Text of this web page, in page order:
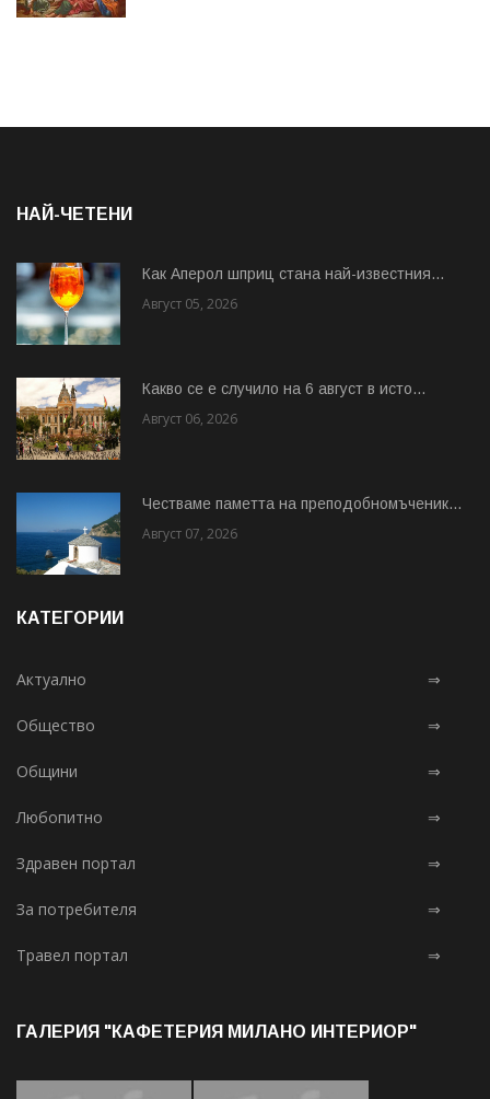
НАЙ-ЧЕТЕНИ
Как Аперол шприц стана най-известния...
Август 05, 2026
Какво се е случило на 6 август в исто...
Август 06, 2026
Честваме паметта на преподобномъченик...
Август 07, 2026
КАТЕГОРИИ
Актуално ⇒
Общество ⇒
Общини ⇒
Любопитно ⇒
Здравен портал ⇒
За потребителя ⇒
Травел портал ⇒
ГАЛЕРИЯ "КАФЕТЕРИЯ МИЛАНО ИНТЕРИОР"